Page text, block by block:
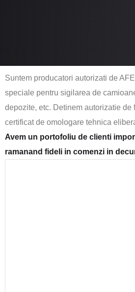
Suntem producatori autorizati de
speciale pentru sigilarea de
depozite, etc. Detinem autorizatie de
certificat de omologare tehnica
Avem un portofoliu de clienti
ramanand fideli in comenzi in